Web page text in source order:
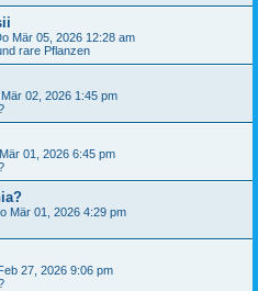
Mär 05, 2026 12:28 am
rare Pflanzen
Mär 02, 2026 1:45 pm
01, 2026 6:45 pm
Mär 01, 2026 4:29 pm
27, 2026 9:06 pm